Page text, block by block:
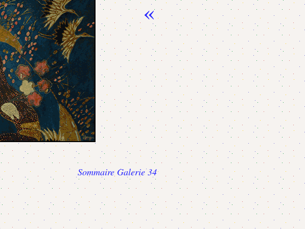
«
Sommaire Galerie 34